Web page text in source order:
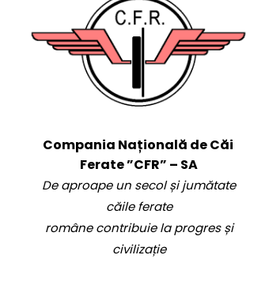
Compania Națională de Căi
Ferate ”CFR” – SA
De aproape un secol și jumătate
căile ferate
române contribuie la progres și
civilizație